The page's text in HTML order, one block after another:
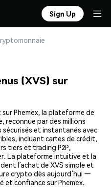
Sign Up
(XVS) sur
Phemex, la plateforme de
reconnue par des millions
et instantanés avec
incluant cartes de crédit,
tiers et trading P2P,
La plateforme intuitive et la
l’achat de XVS simple et
crypto dès aujourd’hui —
et confiance sur Phemex.